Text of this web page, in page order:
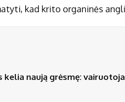
kad krito organinės
kelia naują grėsmę: